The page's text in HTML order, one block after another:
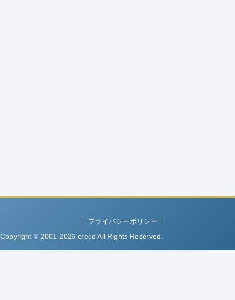
プライバシーポリシー
Copyright © 2001-2026 creco All Rights Reserved.